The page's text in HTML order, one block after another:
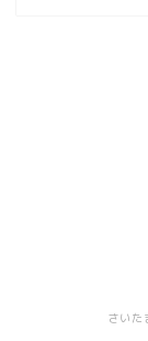
さいた